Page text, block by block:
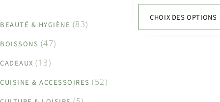
BEAUTÉ & HYGIÈNE (83)
BOISSONS (47)
CADEAUX (13)
CUISINE & ACCESSOIRES (52)
CHOIX DES OPTIONS